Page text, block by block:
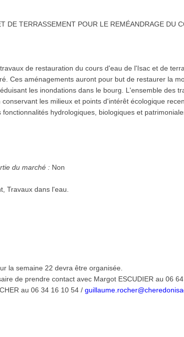
DE TERRASSEMENT POUR LE REMÉANDRAGE DU
de restauration du cours d'eau de l'Isac et de
Ces aménagements auront pour but de restaurer la
les inondations dans le bourg. L'ensemble des
les milieux et points d'intérêt écologique
hydrologiques, biologiques et
du marché : Non
Travaux dans l'eau.
la semaine 22 devra être organisée.
de prendre contact avec Margot ESCUDIER au 06
au 06 34 16 10 54 /